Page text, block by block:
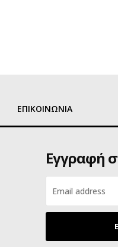
ΕΠΙΚΟΙΝΩΝΙΑ
Εγγραφή